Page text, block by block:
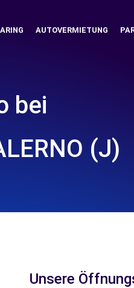
AUTOVERMIETUNG
bei
(J)
Unsere